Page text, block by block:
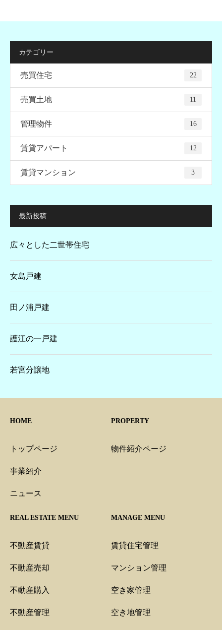
カテゴリー
売買住宅 22
売買土地 11
管理物件 16
賃貸アパート 12
賃貸マンション 3
最新投稿
広々とした二世帯住宅
女島戸建
田ノ浦戸建
護江の一戸建
若宮分譲地
HOME
トップページ
事業紹介
ニュース
PROPERTY
物件紹介ページ
REAL ESTATE MENU
不動産賃貸
不動産売却
不動産購入
不動産管理
MANAGE MENU
賃貸住宅管理
マンション管理
空き家管理
空き地管理